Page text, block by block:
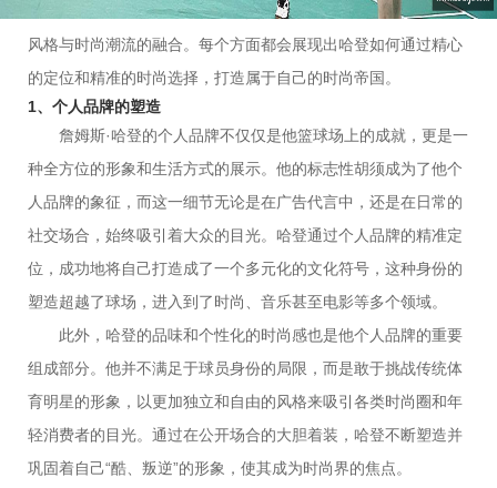
牌塑造、与时尚品牌的合作、社交媒体的战略运用以及他的街头
风格与时尚潮流的融合。每个方面都会展现出哈登如何通过精心
的定位和精准的时尚选择，打造属于自己的时尚帝国。
1、个人品牌的塑造
詹姆斯·哈登的个人品牌不仅仅是他篮球场上的成就，更是一
种全方位的形象和生活方式的展示。他的标志性胡须成为了他个
人品牌的象征，而这一细节无论是在广告代言中，还是在日常的
社交场合，始终吸引着大众的目光。哈登通过个人品牌的精准定
位，成功地将自己打造成了一个多元化的文化符号，这种身份的
塑造超越了球场，进入到了时尚、音乐甚至电影等多个领域。
此外，哈登的品味和个性化的时尚感也是他个人品牌的重要
组成部分。他并不满足于球员身份的局限，而是敢于挑战传统体
育明星的形象，以更加独立和自由的风格来吸引各类时尚圈和年
轻消费者的目光。通过在公开场合的大胆着装，哈登不断塑造并
巩固着自己“酷、叛逆”的形象，使其成为时尚界的焦点。